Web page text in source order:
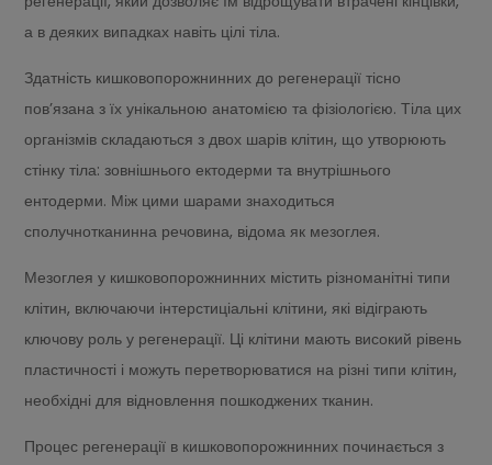
а в деяких випадках навіть цілі тіла.
Здатність кишковопорожнинних до регенерації тісно
пов’язана з їх унікальною анатомією та фізіологією. Тіла цих
організмів складаються з двох шарів клітин, що утворюють
стінку тіла: зовнішнього ектодерми та внутрішнього
ентодерми. Між цими шарами знаходиться
сполучнотканинна речовина, відома як мезоглея.
Мезоглея у кишковопорожнинних містить різноманітні типи
клітин, включаючи інтерстиціальні клітини, які відіграють
ключову роль у регенерації. Ці клітини мають високий рівень
пластичності і можуть перетворюватися на різні типи клітин,
необхідні для відновлення пошкоджених тканин.
Процес регенерації в кишковопорожнинних починається з